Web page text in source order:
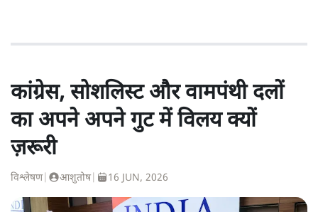
कांग्रेस, सोशलिस्ट और वामपंथी दलों
का अपने अपने गुट में विलय क्यों
ज़रूरी
विश्लेषण| आशुतोष| 16 JUN, 2026